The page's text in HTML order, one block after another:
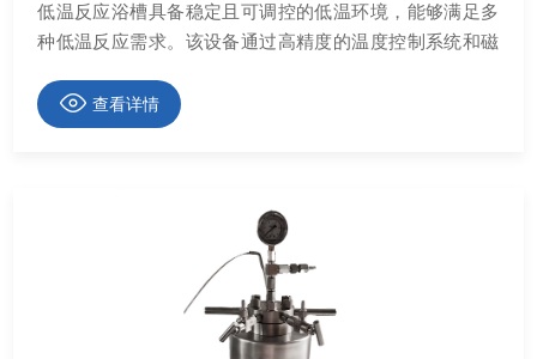
低温反应浴槽具备稳定且可调控的低温环境，能够满足多
种低温反应需求。该设备通过高精度的温度控制系统和磁
均匀混合，确保反应物充分接触，提高反应效率。
查看详情